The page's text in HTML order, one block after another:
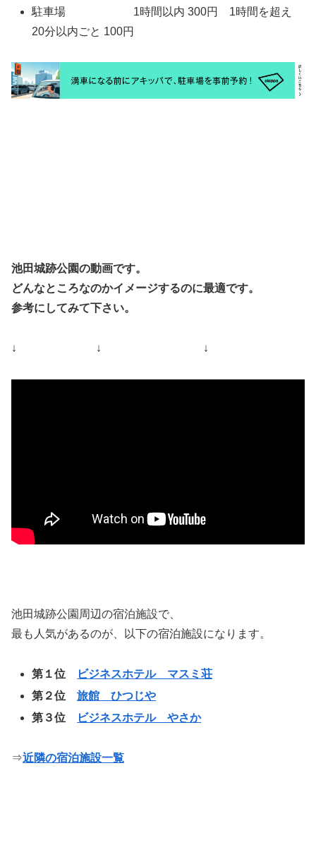
駐車場 1時間以内 300円 1時間を超え
20分以内ごと 100円
池田城跡公園の動画です。
どんなところなのかイメージするのに最適です。
参考にしてみて下さい。
↓ ↓ ↓
池田城跡公園周辺の宿泊施設で、
最も人気があるのが、以下の宿泊施設になります。
第１位
ビジネスホテル マスミ荘
第２位旅館 ひつじや
第３位
ビジネスホテル やさか
⇒近隣の宿泊施設一覧